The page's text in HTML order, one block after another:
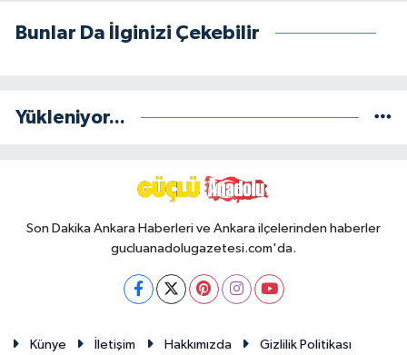
Bunlar Da İlginizi Çekebilir
Yükleniyor...
Son Dakika Ankara Haberleri ve Ankara ilçelerinden haberler
gucluanadolugazetesi.com'da.
Künye İletişim Hakkımızda Gizlilik Politikası